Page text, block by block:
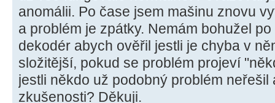
anomálii. Po čase jsem mašinu znovu
a problém je zpátky. Nemám bohužel
dekodér abych ověřil jestli je chyba v
složitější, pokud se problém projeví
jestli někdo už podobný problém neřešil
zkušenosti? Děkuji.